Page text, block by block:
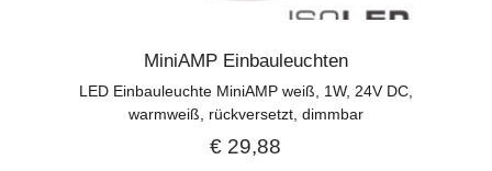
MiniAMP Einbauleuchten
LED Einbauleuchte MiniAMP weiß, 1W, 24V DC,
warmweiß, rückversetzt, dimmbar
€ 29,88